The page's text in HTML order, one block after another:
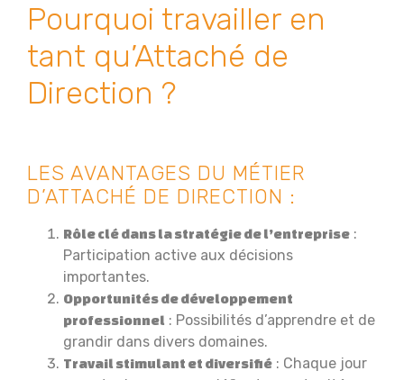
Pourquoi travailler en
tant qu’Attaché de
Direction ?
LES AVANTAGES DU MÉTIER
D’ATTACHÉ DE DIRECTION :
Rôle clé dans la stratégie de l’entreprise :
Participation active aux décisions
importantes.
Opportunités de développement
professionnel : Possibilités d’apprendre et de
grandir dans divers domaines.
Travail stimulant et diversifié : Chaque jour